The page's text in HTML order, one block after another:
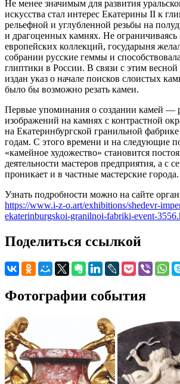
Не менее значимым для развития
искусства стал интерес Екатерины II к
рельефной и углубленной резьбы на
и драгоценных камнях. Не
европейских коллекций, государыня
собрании русские геммы и
глиптики в России. В связи с этим
издан указ о начале поисков слоистых
было бы возможно резать камеи.
Первые упоминания о создании камей —
изображений на камнях с контрастной
на Екатеринбургской гранильной
годам. С этого времени и на следующие
«камейное художество» становится
деятельности мастеров предприятия, а с
проникает и в частные мастерские города.
Узнать подробности можно на сайте
https://www.i-z-o.art/exhibitions/shedevr-
ekaterinburgskoi-granilnoi-fabriki-event-
Поделиться ссылкой
Фотографии события